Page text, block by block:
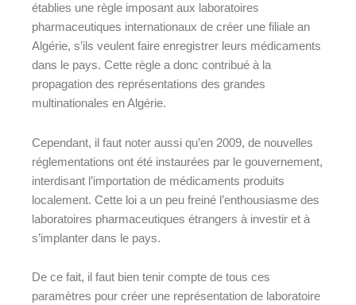
établies une règle imposant aux laboratoires
pharmaceutiques internationaux de créer une filiale an
Algérie, s’ils veulent faire enregistrer leurs médicaments
dans le pays. Cette règle a donc contribué à la
propagation des représentations des grandes
multinationales en Algérie.
Cependant, il faut noter aussi qu’en 2009, de nouvelles
réglementations ont été instaurées par le gouvernement,
interdisant l’importation de médicaments produits
localement. Cette loi a un peu freiné l’enthousiasme des
laboratoires pharmaceutiques étrangers à investir et à
s’implanter dans le pays.
De ce fait, il faut bien tenir compte de tous ces
paramètres pour créer une représentation de laboratoire